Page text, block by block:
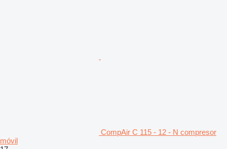
CompAir C 115 - 12 - N compresor
móvil